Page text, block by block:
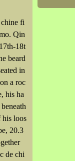
fi
Qin
18t
beard
in
a roc
his ha
his loos
20.3
de chi